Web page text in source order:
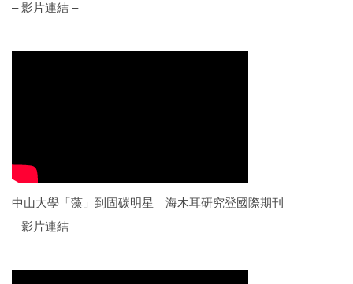
– 影片連結 –
中山大學「藻」到固碳明星 海木耳研究登國際期刊
– 影片連結 –